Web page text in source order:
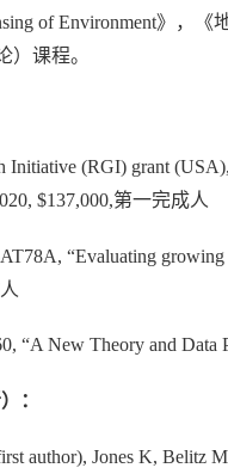
of Environment》，
）课程。
Initiative (RGI) grant
$137,000,第一完成人
“Evaluating growing
“A New Theory and Data
：
author), Jones K, Belitz